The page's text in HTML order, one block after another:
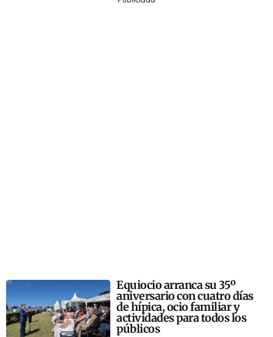
Equiocio arranca su 35º
aniversario con cuatro días
de hípica, ocio familiar y
actividades para todos los
públicos